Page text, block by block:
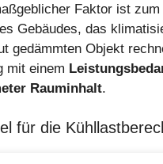
Faktor ist
Gebäudes, das
gedämmten Objekt
mit einem
Rauminhalt.
für die